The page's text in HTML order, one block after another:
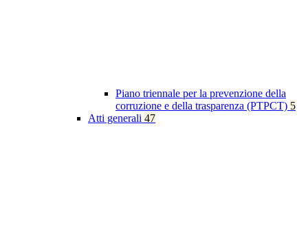
Piano triennale per la prevenzione della
corruzione e della trasparenza (PTPCT) 5
Atti generali 47